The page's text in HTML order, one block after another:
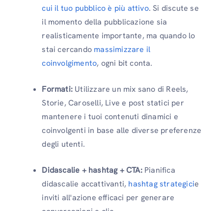
cui il tuo pubblico è più attivo. Si discute se
il momento della pubblicazione sia
realisticamente importante, ma quando lo
stai cercando massimizzare il
coinvolgimento, ogni bit conta.
Formati: Utilizzare un mix sano di Reels,
Storie, Caroselli, Live e post statici per
mantenere i tuoi contenuti dinamici e
coinvolgenti in base alle diverse preferenze
degli utenti.
Didascalie + hashtag + CTA:Pianifica
didascalie accattivanti, hashtag strategicie
inviti all'azione efficaci per generare